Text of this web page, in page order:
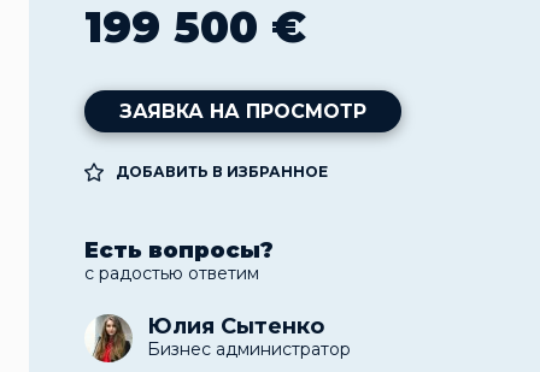
199 500 €
ЗАЯВКА НА ПРОСМОТР
ДОБАВИТЬ В ИЗБРАННОЕ
Есть вопросы?
с радостью ответим
Юлия Сытенко
Бизнес администратор